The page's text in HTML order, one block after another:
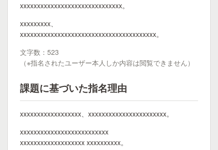
xxxxxxxxxxxxxxxxxxxxxxxxxxxxxx。
xxxxxxxxx、
xxxxxxxxxxxxxxxxxxxxxxxxxxxxxxxxxxxxxxxx。
文字数：523
（※指名されたユーザー本人しか内容は閲覧できません）
課題に基づいた指名理由
xxxxxxxxxxxxxxxxxx、xxxxxxxxxxxxxxxxxxxxxxx。
xxxxxxxxxxxxxxxxxxxxxxxxxx
xxxxxxxxxxxxxxxxxxx xxxxxxxxxx。